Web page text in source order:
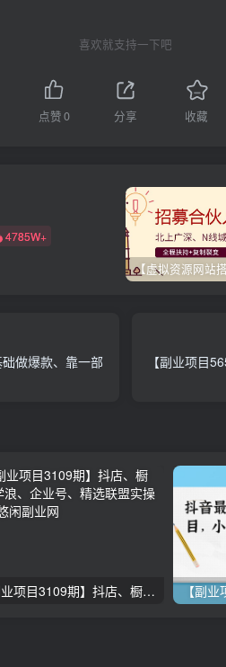
喜欢就支持一下吧
点赞0 分享 收藏
4785W+
做爆款、靠一部
【副业项目
【副业项目3109期】抖店、橱窗、学浪、企业号、精选联盟实操课程